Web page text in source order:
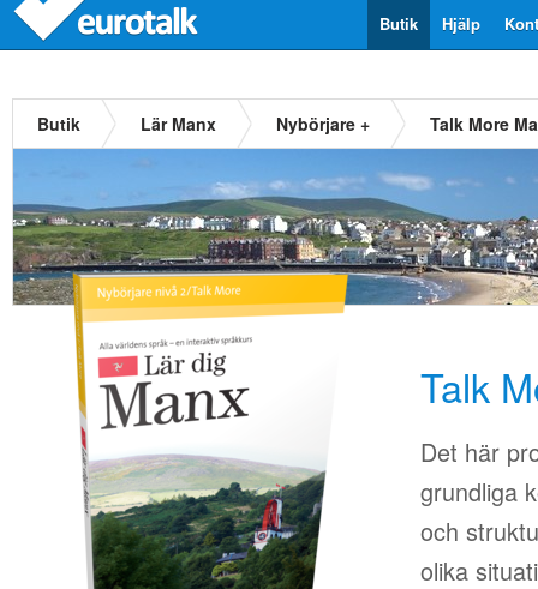
Hjälp
Butik
Butik Lär Manx Nybörjare + Talk More
Talk
Det här
grundliga
och
olika